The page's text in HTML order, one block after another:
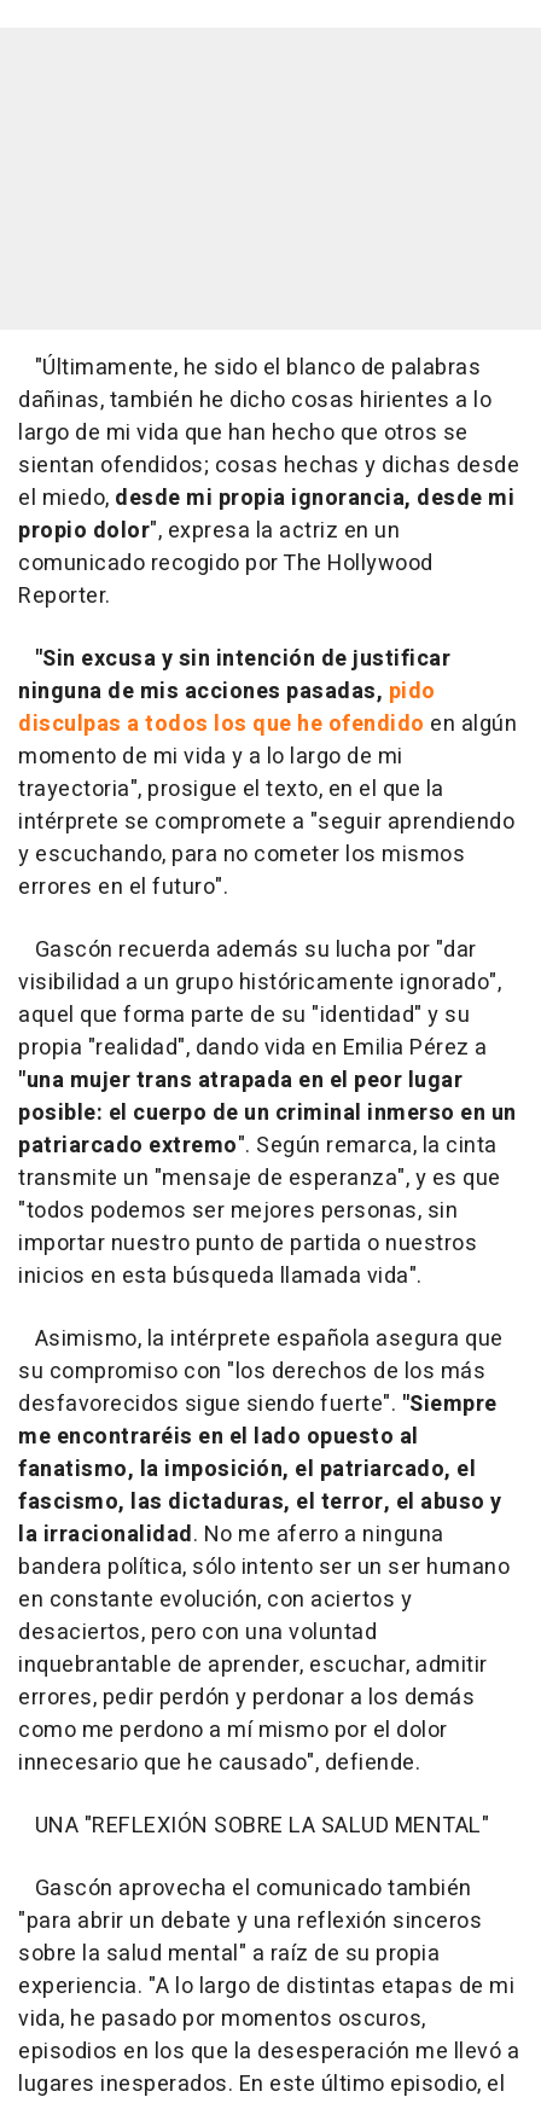
"Últimamente, he sido el blanco de palabras
dañinas, también he dicho cosas hirientes a lo
largo de mi vida que han hecho que otros se
sientan ofendidos; cosas hechas y dichas desde
el miedo, desde mi propia ignorancia, desde mi
propio dolor", expresa la actriz en un
comunicado recogido por The Hollywood
Reporter.
"Sin excusa y sin intención de justificar
ninguna de mis acciones pasadas, pido
disculpas a todos los que he ofendido en algún
momento de mi vida y a lo largo de mi
trayectoria", prosigue el texto, en el que la
intérprete se compromete a "seguir aprendiendo
y escuchando, para no cometer los mismos
errores en el futuro".
Gascón recuerda además su lucha por "dar
visibilidad a un grupo históricamente ignorado",
aquel que forma parte de su "identidad" y su
propia "realidad", dando vida en Emilia Pérez a
"una mujer trans atrapada en el peor lugar
posible: el cuerpo de un criminal inmerso en un
patriarcado extremo". Según remarca, la cinta
transmite un "mensaje de esperanza", y es que
"todos podemos ser mejores personas, sin
importar nuestro punto de partida o nuestros
inicios en esta búsqueda llamada vida".
Asimismo, la intérprete española asegura que
su compromiso con "los derechos de los más
desfavorecidos sigue siendo fuerte". "Siempre
me encontraréis en el lado opuesto al
fanatismo, la imposición, el patriarcado, el
fascismo, las dictaduras, el terror, el abuso y
la irracionalidad. No me aferro a ninguna
bandera política, sólo intento ser un ser humano
en constante evolución, con aciertos y
desaciertos, pero con una voluntad
inquebrantable de aprender, escuchar, admitir
errores, pedir perdón y perdonar a los demás
como me perdono a mí mismo por el dolor
innecesario que he causado", defiende.
UNA "REFLEXIÓN SOBRE LA SALUD MENTAL"
Gascón aprovecha el comunicado también
"para abrir un debate y una reflexión sinceros
sobre la salud mental" a raíz de su propia
experiencia. "A lo largo de distintas etapas de mi
vida, he pasado por momentos oscuros,
episodios en los que la desesperación me llevó a
lugares inesperados. En este último episodio, el